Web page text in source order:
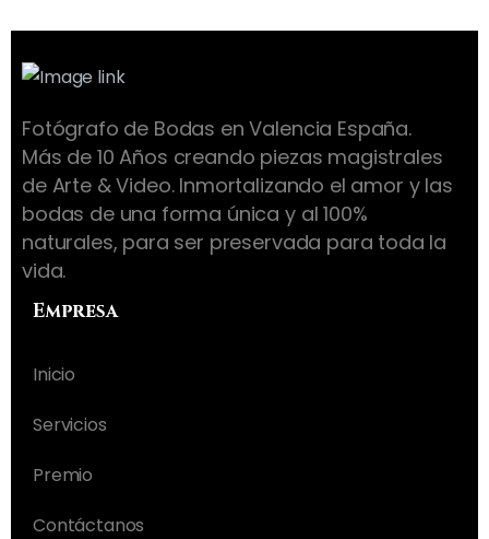
Fotógrafo de Bodas en Valencia España.
Más de 10 Años creando piezas magistrales
de Arte & Video. Inmortalizando el amor y las
bodas de una forma única y al 100%
naturales, para ser preservada para toda la
vida.
Empresa
Inicio
Servicios
Premio
Contáctanos